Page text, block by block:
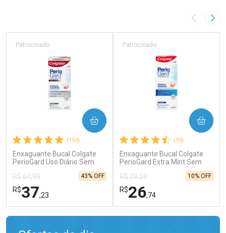
Imagem
(153)
Enxaguante Bucal Colgate
PerioGard Uso Diário Sem
Patrocinado
R$ 64,99
R$37,23
43% OFF
COMPRAR
(93)
Enxaguante Bucal Colgate
PerioGard Extra Mint Sem
Patrocinado
R$ 29,59
R$26,74
10% OFF
COMPRAR